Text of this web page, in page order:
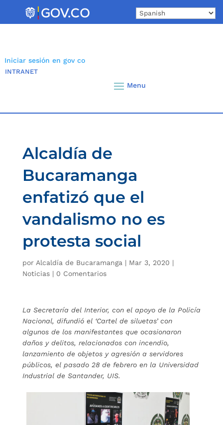
Iniciar sesión en gov co
INTRANET
Alcaldía de
Bucaramanga
enfatizó que el
vandalismo no es
protesta social
por Alcaldía de Bucaramanga | Mar 3, 2020 |
Noticias| 0 Comentarios
La Secretaría del Interior, con el apoyo de la Policía
Nacional, difundió el ‘Cartel de siluetas’ con
algunos de los manifestantes que ocasionaron
daños y delitos, relacionados con incendio,
lanzamiento de objetos y agresión a servidores
públicos, el pasado 28 de febrero en la Universidad
Industrial de Santander, UIS.